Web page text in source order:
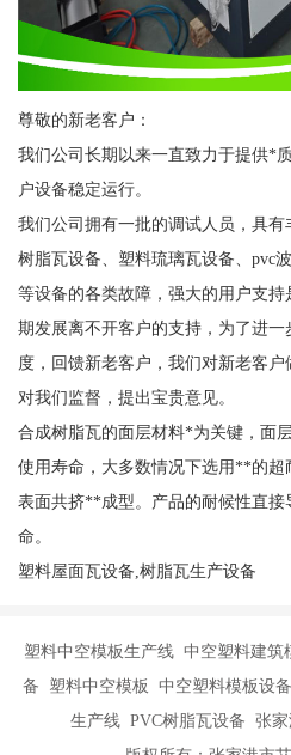
尊敬的新老客户：
我们公司长期以来一直致力于提供*
户设备稳定运行。
我们公司拥有一批的调试人员，具
树脂瓦设备、塑料琉璃瓦设备、pvc
等设备的各类故障，强大的用户支
期发展离不开客户的支持，为了进
度，回馈新老客户，我们对新老客
对我们监督，提出宝贵意见。
合成树脂瓦的面层材料*为关键，面
使用寿命，大多数情况下选用**的超
表面共挤**成型。产品的耐候性直
命。
塑料屋面瓦设备,树脂瓦生产设备
塑料中空模板生产线 中空塑料建
备 塑料中空模板 中空塑料模板设
生产线 PVC树脂瓦设备 张